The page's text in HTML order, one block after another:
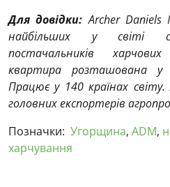
Для довідки:Archer
найбільших у світі
постачальників
квартира розташована
Працює у 140 країнах
головних експортерів
Позначки: Угорщина, ADM,
харчування